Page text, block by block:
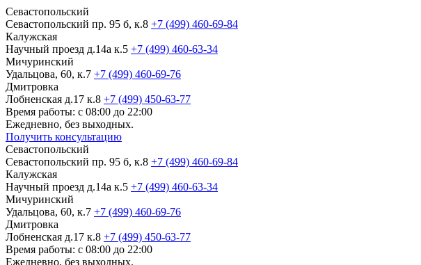
Севастопольский
Севастопольский пр. 95 б, к.8 +7 (499) 460-69-84
Калужская
Научный проезд д.14а к.5 +7 (499) 460-63-34
Мичуринский
Удальцова, 60, к.7 +7 (499) 460-69-76
Дмитровка
Лобненская д.17 к.8 +7 (499) 450-63-77
Время работы: с 08:00 до 22:00
Ежедневно, без выходных.
Получить консультацию
Севастопольский
Севастопольский пр. 95 б, к.8 +7 (499) 460-69-84
Калужская
Научный проезд д.14а к.5 +7 (499) 460-63-34
Мичуринский
Удальцова, 60, к.7 +7 (499) 460-69-76
Дмитровка
Лобненская д.17 к.8 +7 (499) 450-63-77
Время работы: с 08:00 до 22:00
Ежедневно, без выходных.